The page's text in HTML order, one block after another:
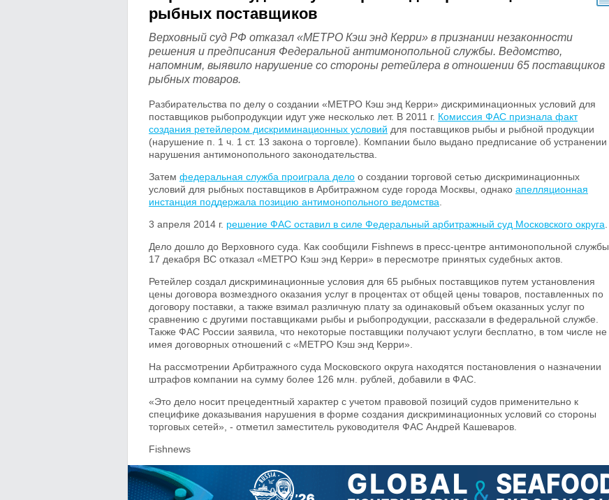
рыбных поставщиков
Верховный суд РФ отказал «МЕТРО Кэш энд Керри» в признании незаконности
решения и предписания Федеральной антимонопольной службы. Ведомство,
напомним, выявило нарушение со стороны ретейлера в отношении 65 поставщиков
рыбных товаров.
Разбирательства по делу о создании «МЕТРО Кэш энд Керри» дискриминационных условий для
поставщиков рыбопродукции идут уже несколько лет. В 2011 г. Комиссия ФАС признала факт
создания ретейлером дискриминационных условий для поставщиков рыбы и рыбной продукции
(нарушение п. 1 ч. 1 ст. 13 закона о торговле). Компании было выдано предписание об устранении
нарушения антимонопольного законодательства.
Затем федеральная служба проиграла дело о создании торговой сетью дискриминационных
условий для рыбных поставщиков в Арбитражном суде города Москвы, однако апелляционная
инстанция поддержала позицию антимонопольного ведомства
3 апреля 2014 г. решение ФАС оставил в силе Федеральный арбитражный суд Московского округа
Дело дошло до Верховного суда. Как сообщили Fishnews в пресс-центре антимонопольной службы,
17 декабря ВС отказал «МЕТРО Кэш энд Керри» в пересмотре принятых судебных актов.
Ретейлер создал дискриминационные условия для 65 рыбных поставщиков путем установления
цены договора возмездного оказания услуг в процентах от общей цены товаров, поставленных по
договору поставки, а также взимал различную плату за одинаковый объем оказанных услуг по
сравнению с другими поставщиками рыбы и рыбопродукции, рассказали в федеральной службе.
Также ФАС России заявила, что некоторые поставщики получают услуги бесплатно, в том числе не
имея договорных отношений с «МЕТРО Кэш энд Керри».
На рассмотрении Арбитражного суда Московского округа находятся постановления о назначении
штрафов компании на сумму более 126 млн. рублей, добавили в ФАС.
«Это дело носит прецедентный характер с учетом правовой позиций судов применительно к
специфике доказывания нарушения в форме создания дискриминационных условий со стороны
торговых сетей», - отметил заместитель руководителя ФАС Андрей Кашеваров.
Fishnews